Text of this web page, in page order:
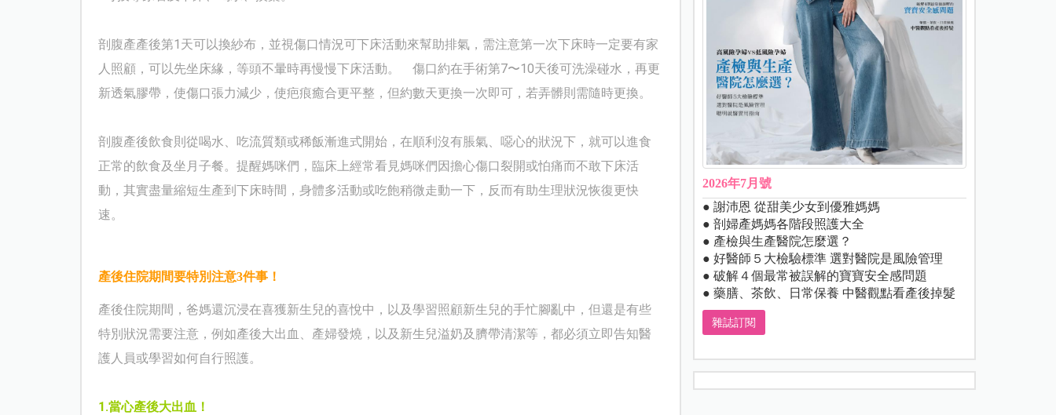
剖腹產產後第1天可以換紗布，並視傷口情況可下床活動來幫助排氣，需注意第一次下床時一定要有家
人照顧，可以先坐床緣，等頭不暈時再慢慢下床活動。
傷口約在手術第7〜10天後可洗澡碰水，再更
新透氣膠帶，使傷口張力減少，使疤痕癒合更平整，但約數天更換一次即可，若弄髒則需隨時更換。
剖腹產後飲食則從喝水、吃流質類或稀飯漸進式開始，在順利沒有脹氣、噁心的狀況下，就可以進食
正常的飲食及坐月子餐。提醒媽咪們，臨床上經常看見媽咪們因擔心傷口裂開或怕痛而不敢下床活
動，其實盡量縮短生產到下床時間，身體多活動或吃飽稍微走動一下，反而有助生理狀況恢復更快
速。
產後住院期間要特別注意3件事！
產後住院期間，爸媽還沉浸在喜獲新生兒的喜悅中，以及學習照顧新生兒的手忙腳亂中，但還是有些
特別狀況需要注意，例如產後大出血、產婦發燒，以及新生兒溢奶及臍帶清潔等，都必須立即告知醫
護人員或學習如何自行照護。
1.當心產後大出血！
2026年7月號
● 謝沛恩 從甜美少女到優雅媽媽
● 剖婦產媽媽各階段照護大全
● 產檢與生產醫院怎麼選？
● 好醫師５大檢驗標準 選對醫院是風險管理
● 破解４個最常被誤解的寶寶安全感問題
● 藥膳、茶飲、日常保養 中醫觀點看產後掉髮
雜誌訂閱